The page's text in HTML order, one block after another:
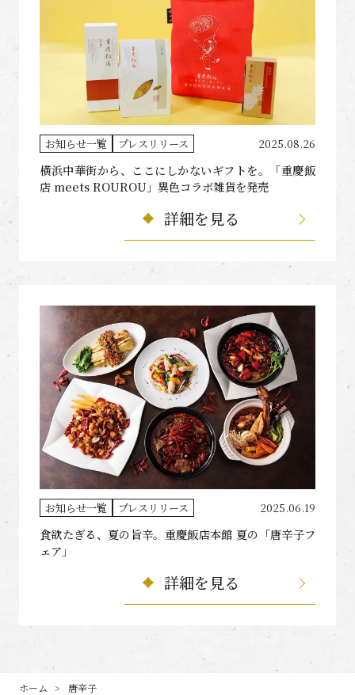
お知らせ一覧 プレスリリース 2025.08.26
横浜中華街から、ここにしかないギフトを。「重慶飯
店 meets ROUROU」異色コラボ雑貨を発売
詳細を見る
お知らせ一覧 プレスリリース 2025.06.19
食欲たぎる、夏の旨辛。重慶飯店本館 夏の「唐辛子フ
ェア」
詳細を見る
ホーム 唐辛子